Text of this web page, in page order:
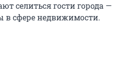
селиться гости города —
в сфере недвижимости.